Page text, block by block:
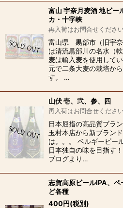
富山 宇奈月麦酒 地ビー
カ・十字峡
再入荷はお問合せくださ
富山県 黒部市（旧宇
は清流黒部川の名水（
麦は輸入麦を使用して
元で二条大麦の栽培か
す。 …
山伏 壱、弐、参、四
再入荷はお問合せくださ
日本屈指の高品質ブラ
玉村本店から新ブラン
は。。。 ベルギービー
日本独自の味を目指す
ブログより…
志賀高原ビールIPA、
ど各種
400円(税別)